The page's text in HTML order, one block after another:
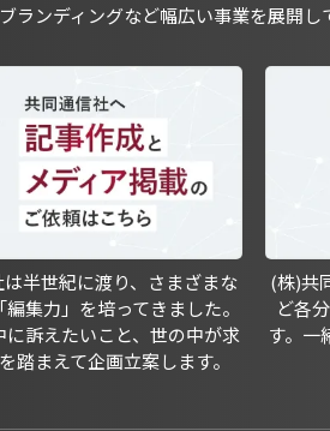
ランディングなど幅広い事業を展開し
半世紀に渡り、さまざまな
集力」を培ってきました。
に訴えたいこと、世の中が求
踏まえて企画立案します。
(株)共
ど各
す。一